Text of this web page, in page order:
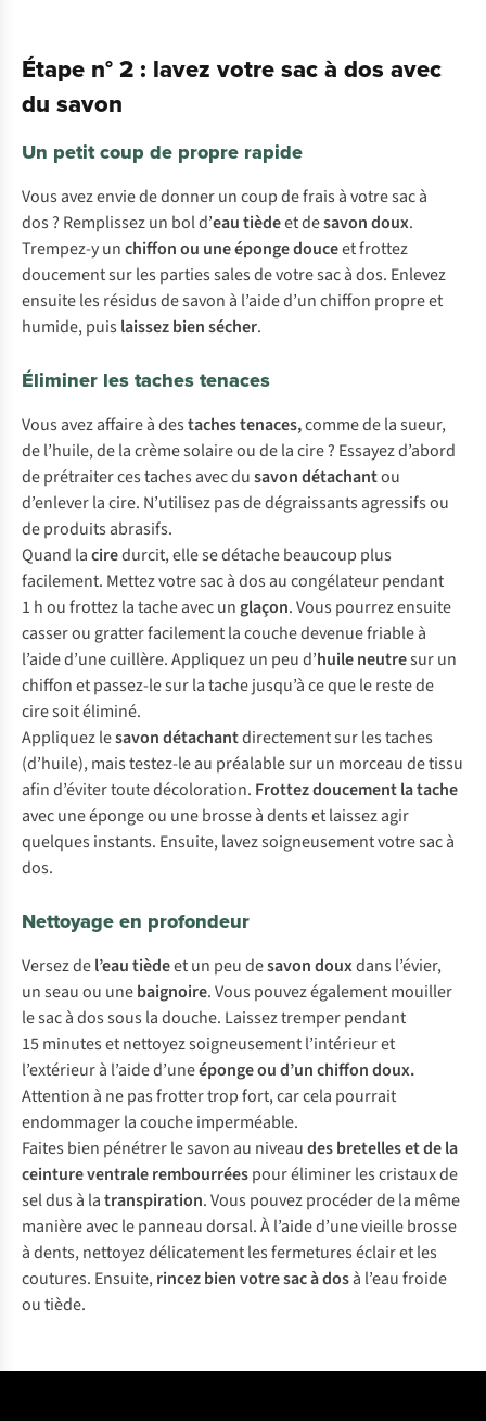
Étape n° 2 : lavez votre sac à dos avec
du savon
Un petit coup de propre rapide
Vous avez envie de donner un coup de frais à votre sac à
dos ? Remplissez un bol d’eau tièdeet desavon doux.
Trempez-y unchiffon ou une éponge douceet frottez
doucement sur les parties sales de votre sac à dos. Enlevez
ensuite les résidus de savon à l’aide d’un chiffon propre et
humide, puis laissez bien sécher.
Éliminer les taches tenaces
Vous avez affaire à destaches tenaces,comme de la sueur,
de l’huile, de la crème solaire ou de la cire ? Essayez d’abord
de prétraiter ces taches avec dusavon détachantou
d’enlever la cire. N’utilisez pas de dégraissants agressifs ou
de produits abrasifs.
Quand laciredurcit, elle se détache beaucoup plus
facilement. Mettez votre sac à dos au congélateur pendant
1 h ou frottez la tache avec un glaçon. Vous pourrez ensuite
casser ou gratter facilement la couche devenue friable à
l’aide d’une cuillère. Appliquez un peu d’huile neutresur un
chiffon et passez-le sur la tache jusqu’à ce que le reste de
cire soit éliminé.
Appliquez lesavon détachantdirectement sur les taches
(d’huile), mais testez-le au préalable sur un morceau de tissu
afin d’éviter toute décoloration. Frottez doucement la tache
avec une éponge ou une brosse à dents et laissez agir
quelques instants. Ensuite, lavez soigneusement votre sac à
dos.
Nettoyage en profondeur
Versez del’eau tièdeet un peu desavon douxdans l’évier,
un seau ou unebaignoire. Vous pouvez également mouiller
le sac à dos sous la douche. Laissez tremper pendant
15 minutes et nettoyez soigneusement l’intérieur et
l’extérieur à l’aide d’uneéponge ou d’un chiffon doux.
Attention à ne pas frotter trop fort, car cela pourrait
endommager la couche imperméable.
Faites bien pénétrer le savon au niveaudes bretelles et de la
ceinture ventrale rembourréespour éliminer les cristaux de
sel dus à latranspiration. Vous pouvez procéder de la même
manière avec le panneau dorsal. À l’aide d’une vieille brosse
à dents, nettoyez délicatement les fermetures éclair et les
coutures. Ensuite,rincez bien votre sac à dosà l’eau froide
ou tiède.